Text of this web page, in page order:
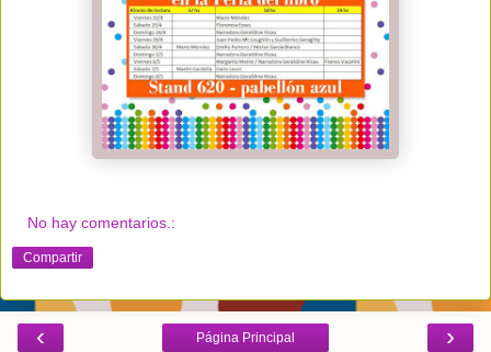
No hay comentarios.:
Compartir
‹ ›
Página Principal